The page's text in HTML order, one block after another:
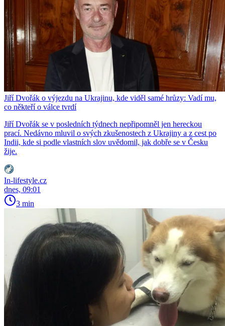
Jiří Dvořák o výjezdu na Ukrajinu, kde viděl samé hrůzy: Vadí mu,
co někteří o válce tvrdí
Jiří Dvořák se v posledních týdnech nepřipomněl jen hereckou
prací. Nedávno mluvil o svých zkušenostech z Ukrajiny a z cest po
Indii, kde si podle vlastních slov uvědomil, jak dobře se v Česku
žije.
In-lifestyle.cz
dnes, 09:01
3 min